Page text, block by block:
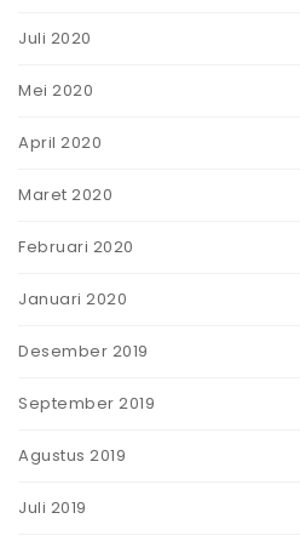
Juli 2020
Mei 2020
April 2020
Maret 2020
Februari 2020
Januari 2020
Desember 2019
September 2019
Agustus 2019
Juli 2019